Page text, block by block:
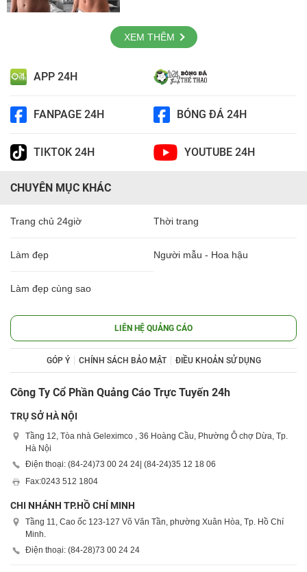
XEM THÊM
APP 24H
FANPAGE 24H BÓNG ĐÁ 24H
TIKTOK 24H YOUTUBE 24H
CHUYÊN MỤC KHÁC
Trang chủ 24giờ Thời trang
Làm đẹp Người mẫu - Hoa hậu
Làm đẹp cùng sao
LIÊN HỆ QUẢNG CÁO
GÓP Ý CHÍNH SÁCH BẢO MẬT ĐIỀU KHOẢN SỬ DỤNG
Công Ty Cổ Phần Quảng Cáo Trực Tuyến 24h
TRỤ SỞ HÀ NỘI
Tầng 12, Tòa nhà Geleximco , 36 Hoàng Cầu, Phường Ô chợ Dừa, Tp.
Hà Nội
Điện thoại: (84-24)73 00 24 24 | (84-24)35 12 18 06
Fax:0243 512 1804
CHI NHÁNH TP.HỒ CHÍ MINH
Tầng 11, Cao ốc 123-127 Võ Văn Tần, phường Xuân Hòa, Tp. Hồ Chí
Minh.
Điện thoại: (84-28)73 00 24 24